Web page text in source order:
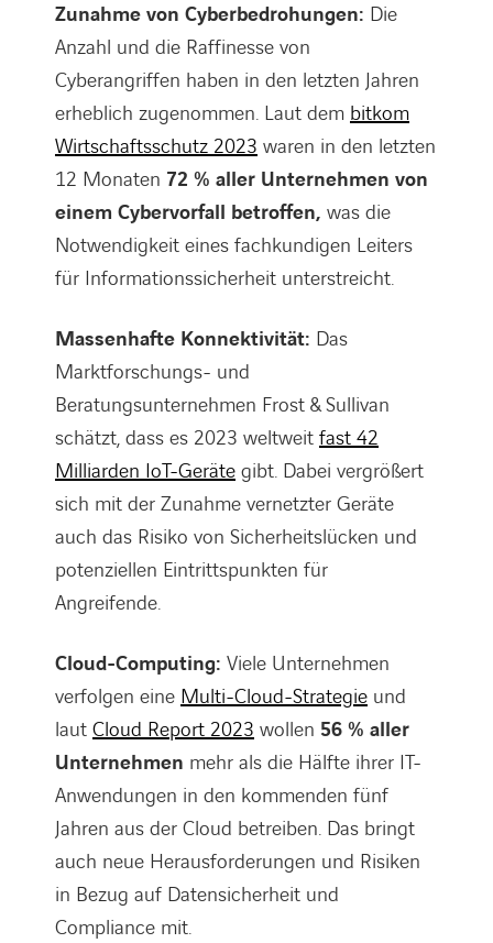
Zunahme von Cyberbedrohungen: Die
Anzahl und die Raffinesse von
Cyberangriffen haben in den letzten Jahren
erheblich zugenommen. Laut dem bitkom
Wirtschaftsschutz 2023 waren in den letzten
12 Monaten 72 % aller Unternehmen von
einem Cybervorfall betroffen, was die
Notwendigkeit eines fachkundigen Leiters
für Informationssicherheit unterstreicht.
Massenhafte Konnektivität: Das
Marktforschungs- und
Beratungsunternehmen Frost & Sullivan
schätzt, dass es 2023 weltweit fast 42
Milliarden IoT-Geräte gibt. Dabei vergrößert
sich mit der Zunahme vernetzter Geräte
auch das Risiko von Sicherheitslücken und
potenziellen Eintrittspunkten für
Angreifende.
Cloud-Computing: Viele Unternehmen
verfolgen eine Multi-Cloud-Strategie und
laut Cloud Report 2023 wollen 56 % aller
Unternehmen mehr als die Hälfte ihrer IT-
Anwendungen in den kommenden fünf
Jahren aus der Cloud betreiben. Das bringt
auch neue Herausforderungen und Risiken
in Bezug auf Datensicherheit und
Compliance mit.